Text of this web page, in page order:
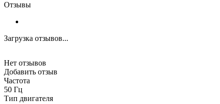
Отзывы
Загрузка отзывов...
Нет отзывов
Добавить отзыв
Частота
50 Гц
Тип двигателя